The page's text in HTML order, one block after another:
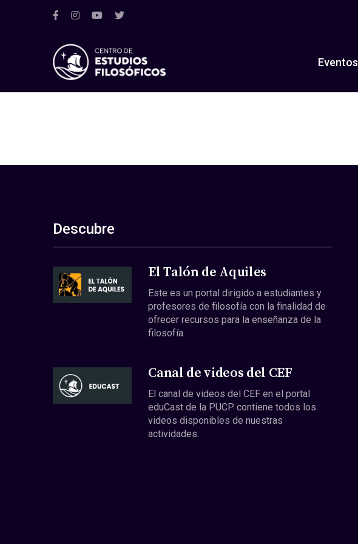
Eventos
Descubre
El Talón de Aquiles
Este es un portal dirigido a estudiantes y
profesores de filosofía con la finalidad de
ofrecer recursos para la enseñanza de la
filosofía.
Canal de videos del CEF
El canal de videos del CEF en el portal
eduCast de la PUCP contiene todos los
videos disponibles de nuestras
actividades.